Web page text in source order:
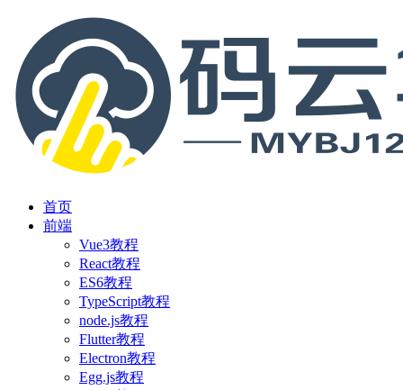
首页
前端
Vue3教程
React教程
ES6教程
TypeScript教程
node.js教程
Flutter教程
Electron教程
Egg.js教程